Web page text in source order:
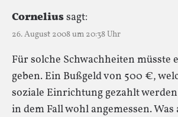
Corneliussagt:
26. August 2008 um 20:38 Uhr
Für solche Schwachheiten müsste
geben. Ein Bußgeld von 500 €,
soziale Einrichtung gezahlt
in dem Fall wohl angemessen.